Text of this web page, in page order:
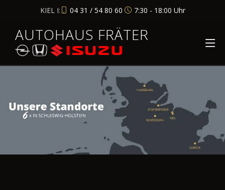
KIEL I: 04 31 / 54 80 60 7:30 - 18:00 Uhr
AUTOHAUS FRÄTER